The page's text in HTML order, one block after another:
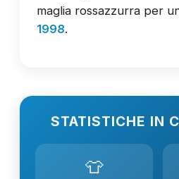
maglia rossazzurra per
1998.
STATISTICHE IN
👕